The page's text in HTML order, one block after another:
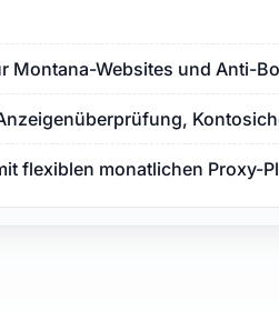
Montana-Websites und Anti-
flexiblen monatlichen Proxy-